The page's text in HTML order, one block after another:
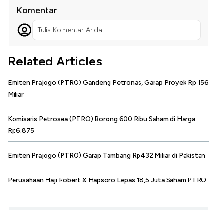
Komentar
Tulis Komentar Anda...
Related Articles
Emiten Prajogo (PTRO) Gandeng Petronas, Garap Proyek Rp 156
Miliar
Komisaris Petrosea (PTRO) Borong 600 Ribu Saham di Harga
Rp6.875
Emiten Prajogo (PTRO) Garap Tambang Rp432 Miliar di Pakistan
Perusahaan Haji Robert & Hapsoro Lepas 18,5 Juta Saham PTRO